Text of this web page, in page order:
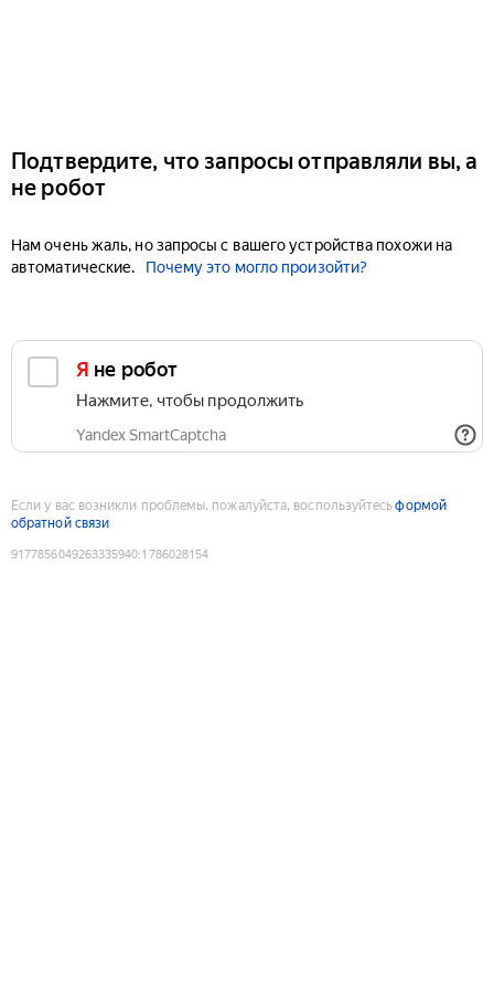
Подтвердите, что запросы отправляли вы, а
не робот
Нам очень жаль, но запросы с вашего устройства похожи на
автоматические.
Почему это могло произойти?
Я не робот
Нажмите, чтобы продолжить
Yandex SmartCaptcha
Если у вас возникли проблемы, пожалуйста, воспользуйтесьформой
обратной связи
9177856049263335940:1786028154